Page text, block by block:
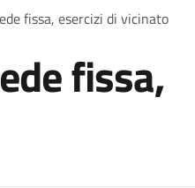
fissa, esercizi di vicinato
fissa,